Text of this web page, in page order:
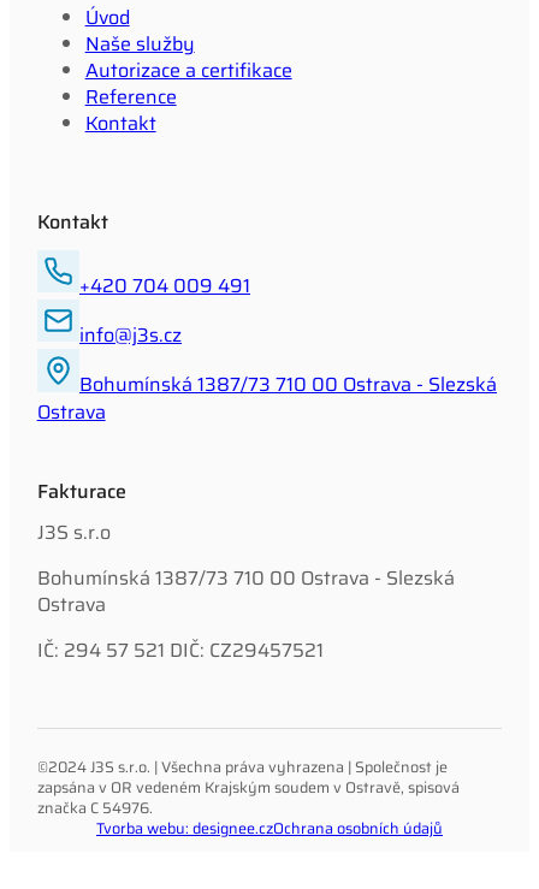
Úvod
Naše služby
Autorizace a certifikace
Reference
Kontakt
Kontakt
+420 704 009 491
info@j3s.cz
Bohumínská 1387/73 710 00 Ostrava - Slezská
Ostrava
Fakturace
J3S s.r.o
Bohumínská 1387/73 710 00 Ostrava - Slezská
Ostrava
IČ: 294 57 521 DIČ: CZ29457521
©2024 J3S s.r.o. | Všechna práva vyhrazena | Společnost je
zapsána v OR vedeném Krajským soudem v Ostravě, spisová
značka C 54976.
Tvorba webu: designee.czOchrana osobních údajů